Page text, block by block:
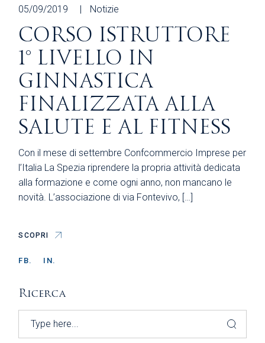
05/09/2019 Notizie
CORSO ISTRUTTORE
1° LIVELLO IN
GINNASTICA
FINALIZZATA ALLA
SALUTE E AL FITNESS
Con il mese di settembre Confcommercio Imprese per
l’Italia La Spezia riprendere la propria attività dedicata
alla formazione e come ogni anno, non mancano le
novità. L’associazione di via Fontevivo, […]
SCOPRI
FB. IN.
Ricerca
Search